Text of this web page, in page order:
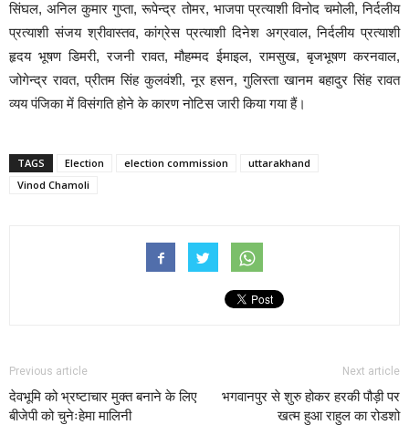
सिंघल, अनिल कुमार गुप्ता, रूपेन्द्र तोमर, भाजपा प्रत्याशी विनोद चमोली, निर्दलीय
प्रत्याशी संजय श्रीवास्तव, कांग्रेस प्रत्याशी दिनेश अग्रवाल, निर्दलीय प्रत्याशी
हृदय भूषण डिमरी, रजनी रावत, मौहम्मद ईमाइल, रामसुख, बृजभूषण करनवाल,
जोगेन्द्र रावत, प्रीतम सिंह कुलवंशी, नूर हसन, गुलिस्ता खानम बहादुर सिंह रावत
व्यय पंजिका में विसंगति होने के कारण नोटिस जारी किया गया हैं।
TAGS Election election commission
uttarakhand
Vinod Chamoli
Previous article
देवभूमि को भ्रष्टाचार मुक्त बनाने के लिए
बीजेपी को चुनेःहेमा मालिनी
Next article
भगवानपुर से शुरु होकर हरकी पौड़ी पर
खत्म हुआ राहुल का रोडशो